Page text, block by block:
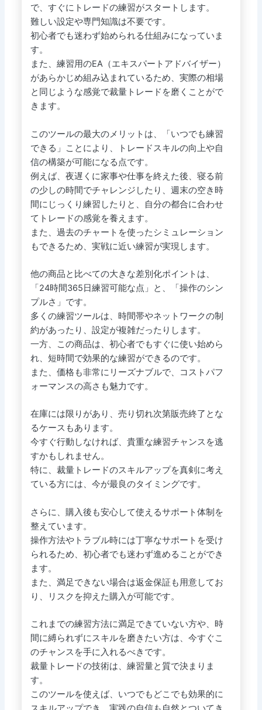
で、すぐにトレードの練習がスタートします。
難しい設定や専門知識は不要です。
初心者でも迷わず始められる仕組みになっていま
す。
また、練習用のEA（エキスパートアドバイザー）
があらかじめ組み込まれているため、実際の相場
と同じような感覚で裁量トレードを磨くことがで
きます。
このツールの最大のメリットは、「いつでも練習
できる」ことにより、トレードスキルの向上や自
信の構築が可能になる点です。
例えば、夜遅くに家事や仕事を終えた後、寝る前
の少しの時間でチャレンジしたり、週末の空き時
間にじっくり練習したりと、自分の都合に合わせ
てトレードの感覚を養えます。
また、過去のチャートを使ったシミュレーション
もできるため、実戦に近い練習が実現します。
他の商品と比べての大きな差別化ポイントは、
「24時間365日練習可能な点」と、「操作のシン
プルさ」です。
多くの練習ツールは、時間帯やネットワークの制
約があったり、設定が複雑だったりします。
一方、この商品は、初心者でもすぐに使い始めら
れ、短時間で効果的な練習ができるのです。
また、価格も非常にリーズナブルで、コストパフ
ォーマンスの高さも魅力です。
在庫には限りがあり、売り切れ次第販売終了とな
るケースもあります。
今すぐ行動しなければ、貴重な練習チャンスを逃
すかもしれません。
特に、裁量トレードのスキルアップを真剣に考え
ている方には、今が最良のタイミングです。
さらに、購入後も安心して使えるサポート体制を
整えています。
操作方法やトラブル時には丁寧なサポートを受け
られるため、初心者でも迷わず進めることができ
ます。
また、満足できない場合は返金保証も用意してお
り、リスクを抑えた購入が可能です。
これまでの練習方法に満足できていない方や、時
間に縛られずにスキルを磨きたい方は、今すぐこ
のチャンスを手に入れるべきです。
裁量トレードの技術は、練習量と質で決まりま
す。
このツールを使えば、いつでもどこでも効果的に